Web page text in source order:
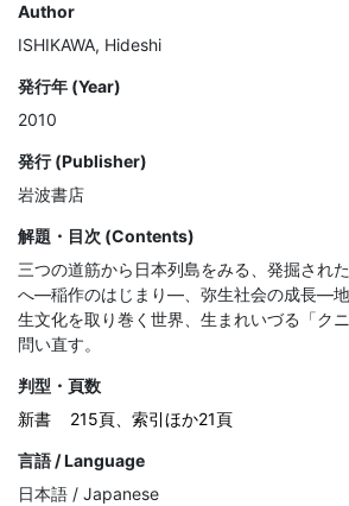
Author
ISHIKAWA, Hideshi
発行年 (Year)
2010
発行 (Publisher)
岩波書店
解題・目次 (Contents)
三つの道筋から日本列島をみる、発掘され
へ―稲作のはじまり―、弥生社会の成長―
生文化を取り巻く世界、生まれいづる「ク
問い直す。
判型・頁数
新書
215頁、索引ほか21頁
言語 / Language
日本語 / Japanese